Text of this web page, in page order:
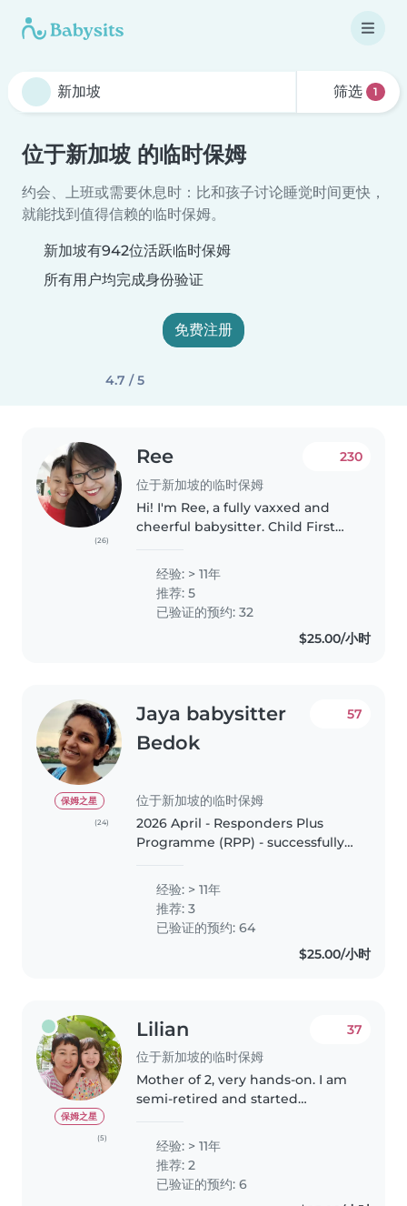
筛选 1
位于新加坡 的临时保姆
约会、上班或需要休息时：比和孩子讨论睡觉时间更快，
就能找到值得信赖的临时保姆。
新加坡有942位活跃临时保姆
所有用户均完成身份验证
免费注册
4.7 / 5
(26)
Ree
位于新加坡的临时保姆
230
Hi! I'm Ree, a fully vaxxed and
cheerful babysitter. Child First
patiently for newborns,
preemies, multiples and special
needs (GDD). A mother myself,..
经验: > 11年
推荐: 5
已验证的预约: 32
$25.00/小时
保姆之星
(24)
Jaya babysitter
Bedok
位于新加坡的临时保姆
57
2026 April - Responders Plus
Programme (RPP) - successfully
Safety & Hygiene (Level 1) -
successfully completed
certification..
经验: > 11年
推荐: 3
已验证的预约: 64
$25.00/小时
保姆之星
(5)
Lilian
位于新加坡的临时保姆
37
Mother of 2, very hands-on. I am
semi-retired and started
regular toddler was 18 months
when I started caring for her and
经验: > 11年
推荐: 2
已验证的预约: 6